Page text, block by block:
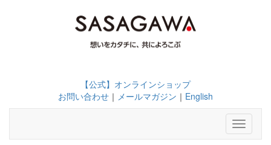
【公式】オンラインショップ
お問い合わせ ｜ メールマガジン ｜ English
Toggle